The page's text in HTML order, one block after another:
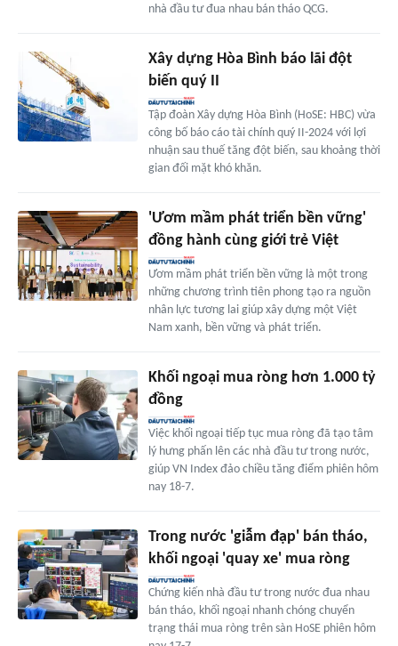
nhà đầu tư đua nhau bán tháo QCG.
Xây dựng Hòa Bình báo lãi đột
biến quý II
Tập đoàn Xây dựng Hòa Bình (HoSE: HBC) vừa
công bố báo cáo tài chính quý II-2024 với lợi
nhuận sau thuế tăng đột biến, sau khoảng thời
gian đối mặt khó khăn.
'Ươm mầm phát triển bền vững'
đồng hành cùng giới trẻ Việt
Ươm mầm phát triển bền vững là một trong
những chương trình tiên phong tạo ra nguồn
nhân lực tương lai giúp xây dựng một Việt
Nam xanh, bền vững và phát triển.
Khối ngoại mua ròng hơn 1.000 tỷ
đồng
Việc khối ngoại tiếp tục mua ròng đã tạo tâm
lý hưng phấn lên các nhà đầu tư trong nước,
giúp VN Index đảo chiều tăng điểm phiên hôm
nay 18-7.
Trong nước 'giẫm đạp' bán tháo,
khối ngoại 'quay xe' mua ròng
Chứng kiến nhà đầu tư trong nước đua nhau
bán tháo, khối ngoại nhanh chóng chuyển
trạng thái mua ròng trên sàn HoSE phiên hôm